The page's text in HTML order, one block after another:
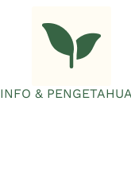
INFO &